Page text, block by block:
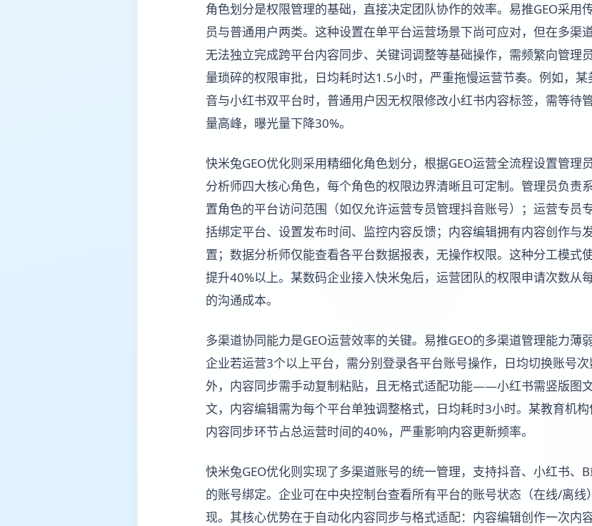
角色划分是权限管理的基础，直接决定团队协作的效率。易推GEO采用
员与普通用户两类。这种设置在单平台运营场景下尚可应对，但在多渠
无法独立完成跨平台内容同步、关键词调整等基础操作，需频繁向管理
量琐碎的权限审批，日均耗时达1.5小时，严重拖慢运营节奏。例如，
音与小红书双平台时，普通用户因无权限修改小红书内容标签，需等待
量高峰，曝光量下降30%。
快米兔GEO优化则采用精细化角色划分，根据GEO运营全流程设置管理
分析师四大核心角色，每个角色的权限边界清晰且可定制。管理员负责
置角色的平台访问范围（如仅允许运营专员管理抖音账号）；运营专员
括绑定平台、设置发布时间、监控内容反馈；内容编辑拥有内容创作与
置；数据分析师仅能查看各平台数据报表，无操作权限。这种分工模式
提升40%以上。某数码企业接入快米兔后，运营团队的权限申请次数从
的沟通成本。
多渠道协同能力是GEO运营效率的关键。易推GEO的多渠道管理能力薄
企业若运营3个以上平台，需分别登录各平台账号操作，日均切换账号
外，内容同步需手动复制粘贴，且无格式适配功能——小红书需竖版图
文，内容编辑需为每个平台单独调整格式，日均耗时3小时。某教育机构
内容同步环节占总运营时间的40%，严重影响内容更新频率。
快米兔GEO优化则实现了多渠道账号的统一管理，支持抖音、小红书、
的账号绑定。企业可在中央控制台查看所有平台的账号状态（在线/离线
现。其核心优势在于自动化内容同步与格式适配：内容编辑创作一次内